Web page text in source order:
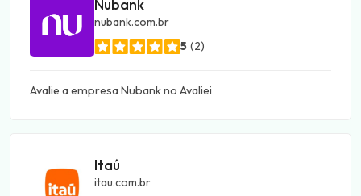
Nubank
nubank.com.br
5 (2)
Avalie a empresa Nubank no Avaliei
Itaú
itau.com.br